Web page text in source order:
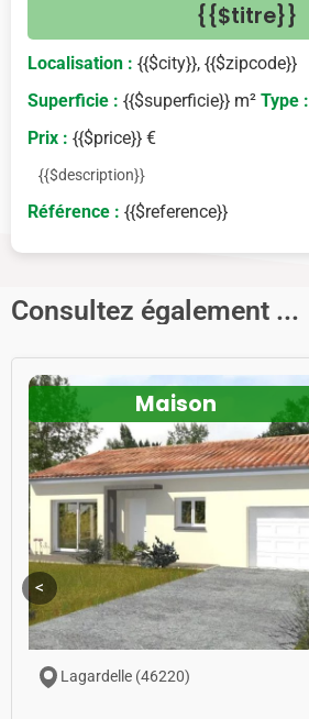
{{$titre}}
Localisation : {{$city}}, {{$zipcode}}
Superficie : {{$superficie}} m² Type :
Prix : {{$price}} €
{{$description}}
Référence : {{$reference}}
Consultez également ...
<
Maison
Lagardelle (46220)